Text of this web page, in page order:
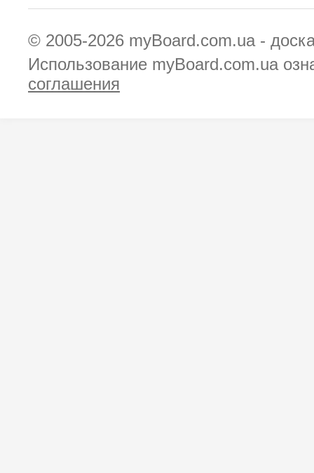
© 2005-2026 myBoard.com.ua -
Использование myBoard.com.ua
соглашения